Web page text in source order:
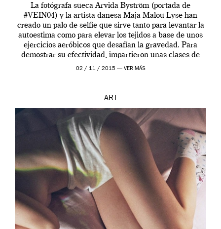
La fotógrafa sueca Arvida Byström (portada de
#VEIN04) y la artista danesa Maja Malou Lyse han
creado un palo de selfie que sirve tanto para levantar la
autoestima como para elevar los tejidos a base de unos
ejercicios aeróbicos que desafían la gravedad. Para
demostrar su efectividad, impartieron unas clases de
prueba en el Tate […]
02 / 11 / 2015 — VER MÁS
ART